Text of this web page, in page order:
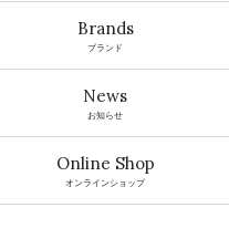
Brands
ブランド
News
お知らせ
Online Shop
オンラインショップ